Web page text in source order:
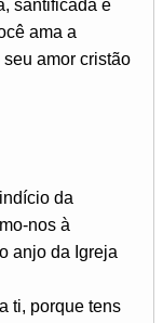
santificada e
ama a
amor cristão
da
nos à
anjo da Igreja
ti, porque tens